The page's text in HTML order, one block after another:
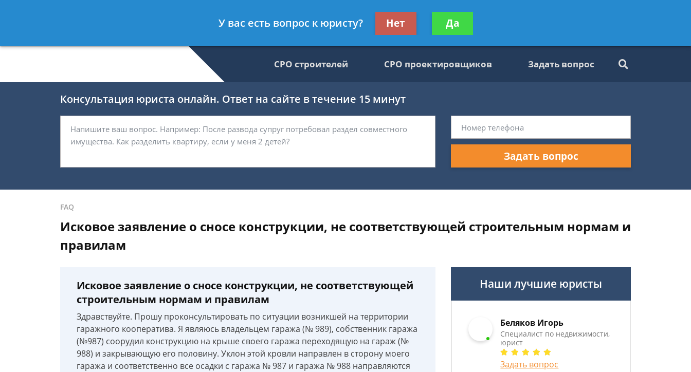
- Специалист по недвижимости, юрист
Получите консультацию
бесплатно
СРО строителей СРО проектировщиков Задать вопрос
Консультация юриста онлайн. Ответ на сайте в течение 15 минут
Задать вопрос
FAQ
Исковое заявление о сносе конструкции, не соответствующей строительным нормам и
правилам
Исковое заявление о сносе конструкции, не соответствующей
строительным нормам и правилам
Здравствуйте. Прошу проконсультировать по ситуации возникшей на территории
гаражного кооператива. Я являюсь владельцем гаража (№ 989), собственник гаража
(№987) соорудил конструкцию на крыше своего гаража переходящую на гараж (№
988) и закрывающую его половину. Уклон этой кровли направлен в сторону моего
гаража и соответственно все осадки с гаража № 987 и гаража № 988 направляются
Наши лучшие юристы
Беляков Игорь
Специалист по недвижимости,
юрист
Задать вопрос
У вас есть вопрос к юристу? Нет Да